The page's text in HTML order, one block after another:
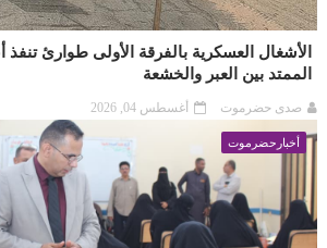
العسكرية بالفرقة الأولى طوارئ تنفذ
بين العبر والخشعة
صدى حضرموت أغسطس 04, 2026
أخبارحضرموت